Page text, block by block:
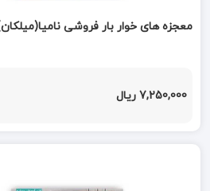
معجزه های خوار بار فروشی
7,250,000 ریال